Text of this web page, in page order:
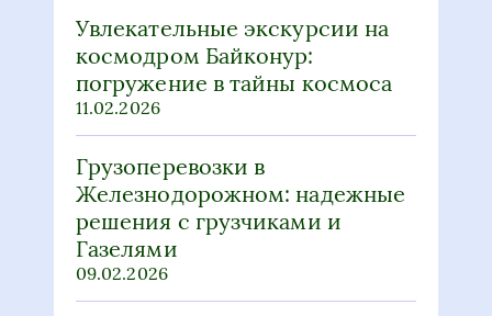
Увлекательные экскурсии на
космодром Байконур:
погружение в тайны космоса
11.02.2026
Грузоперевозки в
Железнодорожном: надежные
решения с грузчиками и
Газелями
09.02.2026